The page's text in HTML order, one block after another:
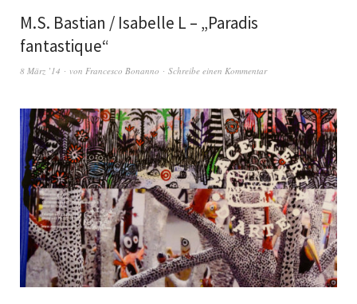
M.S. Bastian / Isabelle L – „Paradis
fantastique“
8 März ’14 von Francesco Bonanno Schreibe einen Kommentar